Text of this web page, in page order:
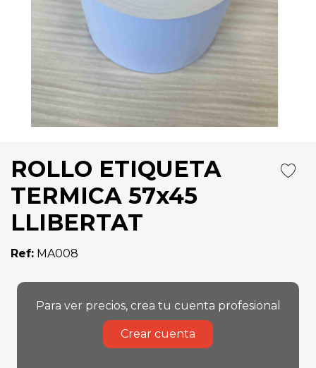
ROLLO ETIQUETA
TERMICA 57x45
LLIBERTAT
Ref: MA008
Para ver precios, crea tu cuenta profesional
Crear cuenta